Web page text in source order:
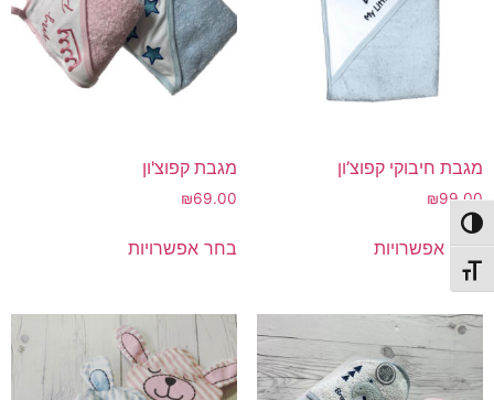
הפעל/כבה ניגודיות גבוהה
מתג גודל גופן
מגבת חיבוקי קפוצ’ון
₪99.00
בחר אפשרויותזה
ניתן
לבחור
מגבת קפוצ'ון
₪69.00
בחר אפשרויותזה
סוגים.
ניתן
לבחור